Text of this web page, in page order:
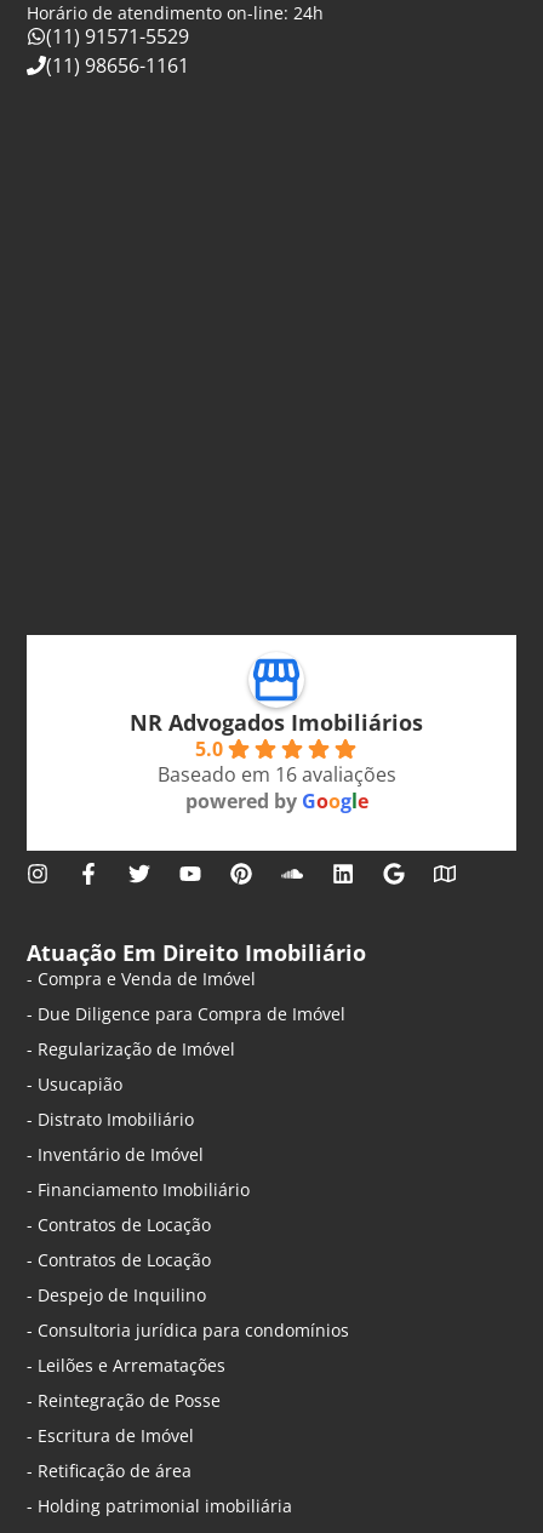
Horário de atendimento on-line: 24h
(11) 91571-5529
(11) 98656-1161
NR Advogados Imobiliários
5.0
Baseado em 16 avaliações
powered by Google
Atuação Em Direito Imobiliário
- Compra e Venda de Imóvel
- Due Diligence para Compra de Imóvel
- Regularização de Imóvel
- Usucapião
- Distrato Imobiliário
- Inventário de Imóvel
- Financiamento Imobiliário
- Contratos de Locação
- Contratos de Locação
- Despejo de Inquilino
- Consultoria jurídica para condomínios
- Leilões e Arrematações
- Reintegração de Posse
- Escritura de Imóvel
- Retificação de área
- Holding patrimonial imobiliária